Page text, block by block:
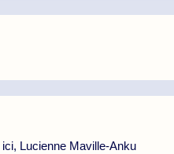
Lucienne Maville-Anku